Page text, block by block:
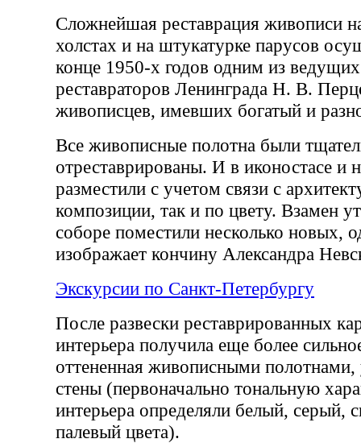
Сложнейшая реставрация живописи
холстах и на штукатурке парусов
конце 1950-х годов одним из
реставраторов Ленинграда Н. В.
живописцев, имевших богатый и
Все живописные полотна были
отреставрированы. И в иконостасе и
разместили с учетом связи с
композиции, так и по цвету. Взамен
соборе поместили несколько новых,
изображает кончину Александра
Экскурсии по Санкт-Петербургу
После развески реставрированных
интерьера получила еще более
оттененная живописными
стены (первоначально тональную
интерьера определяли белый, серый,
палевый цвета).